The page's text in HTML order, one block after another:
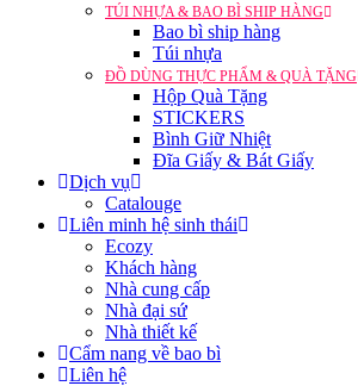
TÚI NHỰA & BAO BÌ SHIP HÀNG
Bao bì ship hàng
Túi nhựa
ĐỒ DÙNG THỰC PHẨM & QUÀ TẶNG
Hộp Quà Tặng
STICKERS
Bình Giữ Nhiệt
Đĩa Giấy & Bát Giấy
Dịch vụ
Catalouge
Liên minh hệ sinh thái
Ecozy
Khách hàng
Nhà cung cấp
Nhà đại sứ
Nhà thiết kế
Cẩm nang về bao bì
Liên hệ